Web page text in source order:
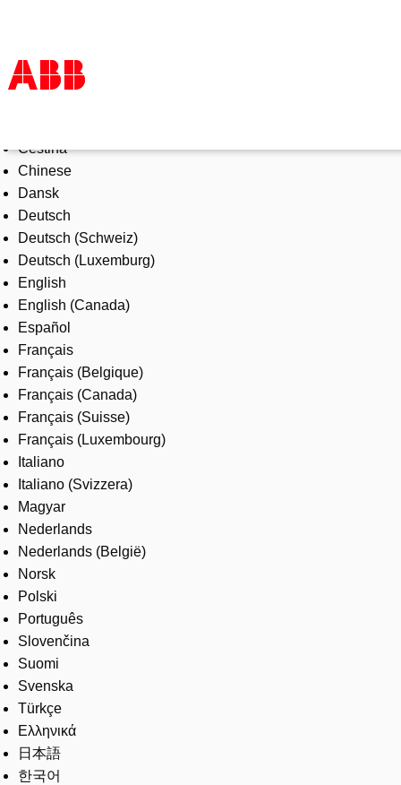
Products & Solutions
Industries
Services
About us
Where to buy
Contact us
Careers
Čeština
Chinese
Dansk
Deutsch
Deutsch (Schweiz)
Deutsch (Luxemburg)
English
English (Canada)
Español
Français
Français (Belgique)
Français (Canada)
Français (Suisse)
Français (Luxembourg)
Italiano
Italiano (Svizzera)
Magyar
Nederlands
Nederlands (België)
Norsk
Polski
Português
Slovenčina
Suomi
Svenska
Türkçe
Ελληνικά
日本語
한국어